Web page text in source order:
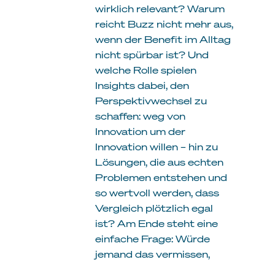
wirklich relevant? Warum
reicht Buzz nicht mehr aus,
wenn der Benefit im Alltag
nicht spürbar ist? Und
welche Rolle spielen
Insights dabei, den
Perspektivwechsel zu
schaffen: weg von
Innovation um der
Innovation willen – hin zu
Lösungen, die aus echten
Problemen entstehen und
so wertvoll werden, dass
Vergleich plötzlich egal
ist? Am Ende steht eine
einfache Frage: Würde
jemand das vermissen,